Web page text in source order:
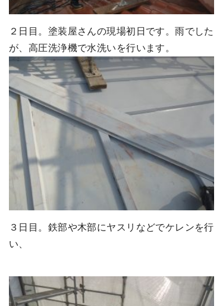
２日目。塗装屋さんの現場初日です。雨でした
が、高圧洗浄機で水洗いを行います。
３日目。鉄部や木部にヤスリなどでケレンを行
い、